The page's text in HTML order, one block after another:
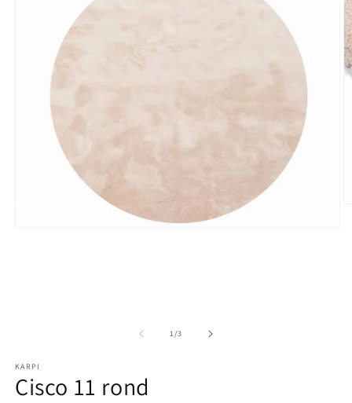
1/van
3
KARPI
Cisco 11 rond